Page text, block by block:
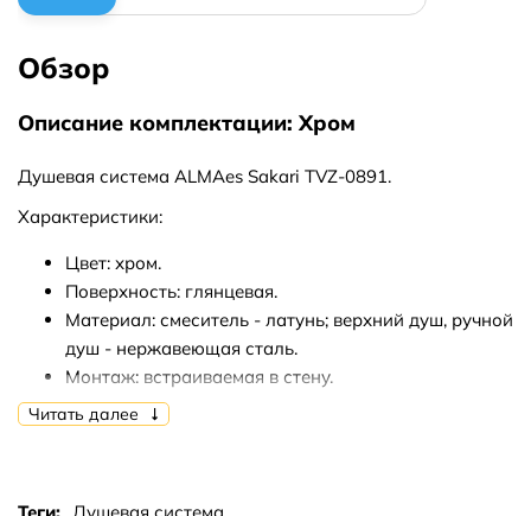
Обзор
Описание комплектации: Хром
Душевая система ALMAes Sakari TVZ-0891.
Характеристики:
Цвет: хром.
Поверхность: глянцевая.
Материал: смеситель - латунь; верхний душ, ручной
душ - нержавеющая сталь.
Монтаж: встраиваемая в стену.
Управление: рычажное.
Назначение: для ванны/для душа.
Читать далее